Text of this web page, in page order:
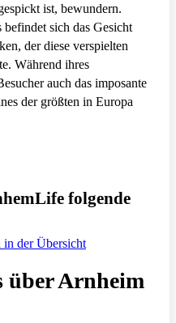
ist, bewundern.
sich das Gesicht
der diese verspielten
Während ihres
auch das imposante
der größten in Europa
folgende
der Übersicht
über Arnheim